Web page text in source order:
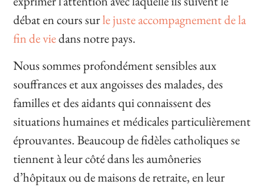
débat en cours surle juste accompagnement de la
fin de viedans notre pays.
Nous sommes profondément sensibles aux
souffrances et aux angoisses des malades, des
familles et des aidants qui connaissent des
situations humaines et médicales particulièrement
éprouvantes. Beaucoup de fidèles catholiques se
tiennent à leur côté dans les aumôneries
d’hôpitaux ou de maisons de retraite, en leur